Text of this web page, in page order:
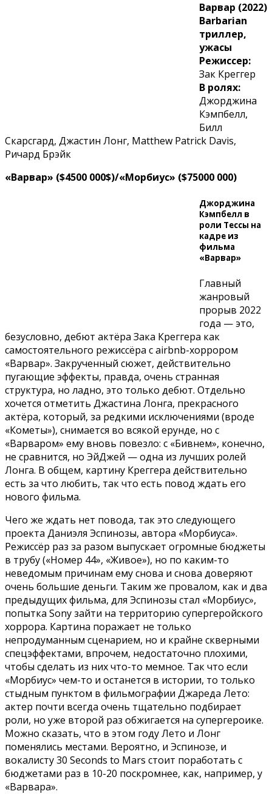
Варвар (2022)
Barbarian
триллер,
ужасы
Режиссер:
Зак Креггер
В ролях:
Джорджина
Кэмпбелл,
Билл
Скарсгард, Джастин Лонг, Matthew Patrick Davis,
Ричард Брэйк
«Варвар» ($4500 000$)/«Морбиус» ($75000 000)
Джорджина
Кэмпбелл в
роли Тессы на
кадре из
фильма
«Варвар»
Главный
жанровый
прорыв 2022
года — это,
безусловно, дебют актёра Зака Креггера как
самостоятельного режиссёра с airbnb-хоррором
«Варвар». Закрученный сюжет, действительно
пугающие эффекты, правда, очень странная
структура, но ладно, это только дебют. Отдельно
хочется отметить Джастина Лонга, прекрасного
актёра, который, за редкими исключениями (вроде
«Кометы»), снимается во всякой ерунде, но с
«Варваром» ему вновь повезло: с «Бивнем», конечно,
не сравнится, но ЭйДжей — одна из лучших ролей
Лонга. В общем, картину Креггера действительно
есть за что любить, так что есть повод ждать его
нового фильма.
Чего же ждать нет повода, так это следующего
проекта Даниэля Эспинозы, автора «Морбиуса».
Режиссёр раз за разом выпускает огромные бюджеты
в трубу («Номер 44», «Живое»), но по каким-то
неведомым причинам ему снова и снова доверяют
очень большие деньги. Таким же провалом, как и два
предыдущих фильма, для Эспинозы стал «Морбиус»,
попытка Sony зайти на территорию супергеройского
хоррора. Картина поражает не только
непродуманным сценарием, но и крайне скверными
спецэффектами, впрочем, недостаточно плохими,
чтобы сделать из них что-то мемное. Так что если
«Морбиус» чем-то и останется в истории, то только
стыдным пунктом в фильмографии Джареда Лето:
актер почти всегда очень тщательно подбирает
роли, но уже второй раз обжигается на супергероике.
Можно сказать, что в этом году Лето и Лонг
поменялись местами. Вероятно, и Эспинозе, и
вокалисту 30 Seconds to Mars стоит поработать с
бюджетами раз в 10-20 поскромнее, как, например, у
«Варвара».